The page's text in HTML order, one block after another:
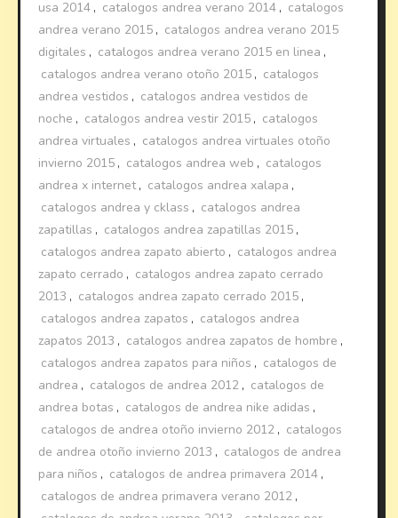
usa 2014 , catalogos andrea verano 2014 , catalogos
andrea verano 2015 , catalogos andrea verano 2015
digitales , catalogos andrea verano 2015 en linea ,
catalogos andrea verano otoño 2015 , catalogos
andrea vestidos , catalogos andrea vestidos de
noche , catalogos andrea vestir 2015 , catalogos
andrea virtuales , catalogos andrea virtuales otoño
invierno 2015 , catalogos andrea web , catalogos
andrea x internet, catalogos andrea xalapa ,
catalogos andrea y cklass , catalogos andrea
zapatillas , catalogos andrea zapatillas 2015 ,
catalogos andrea zapato abierto , catalogos andrea
zapato cerrado , catalogos andrea zapato cerrado
2013 , catalogos andrea zapato cerrado 2015 ,
catalogos andrea zapatos , catalogos andrea
zapatos 2013 , catalogos andrea zapatos de hombre ,
catalogos andrea zapatos para niños , catalogos de
andrea , catalogos de andrea 2012 , catalogos de
andrea botas , catalogos de andrea nike adidas ,
catalogos de andrea otoño invierno 2012 , catalogos
de andrea otoño invierno 2013 , catalogos de andrea
para niños , catalogos de andrea primavera 2014 ,
catalogos de andrea primavera verano 2012 ,